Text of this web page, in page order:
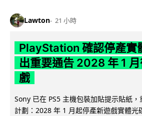
Lawton 21 小時
PlayStation 確認停產實
出重要通告 2028 年 1
戲
Sony 已在 PS5 主機包裝加貼提示貼紙
計劃：2028 年 1 月起停產新遊戲實體光